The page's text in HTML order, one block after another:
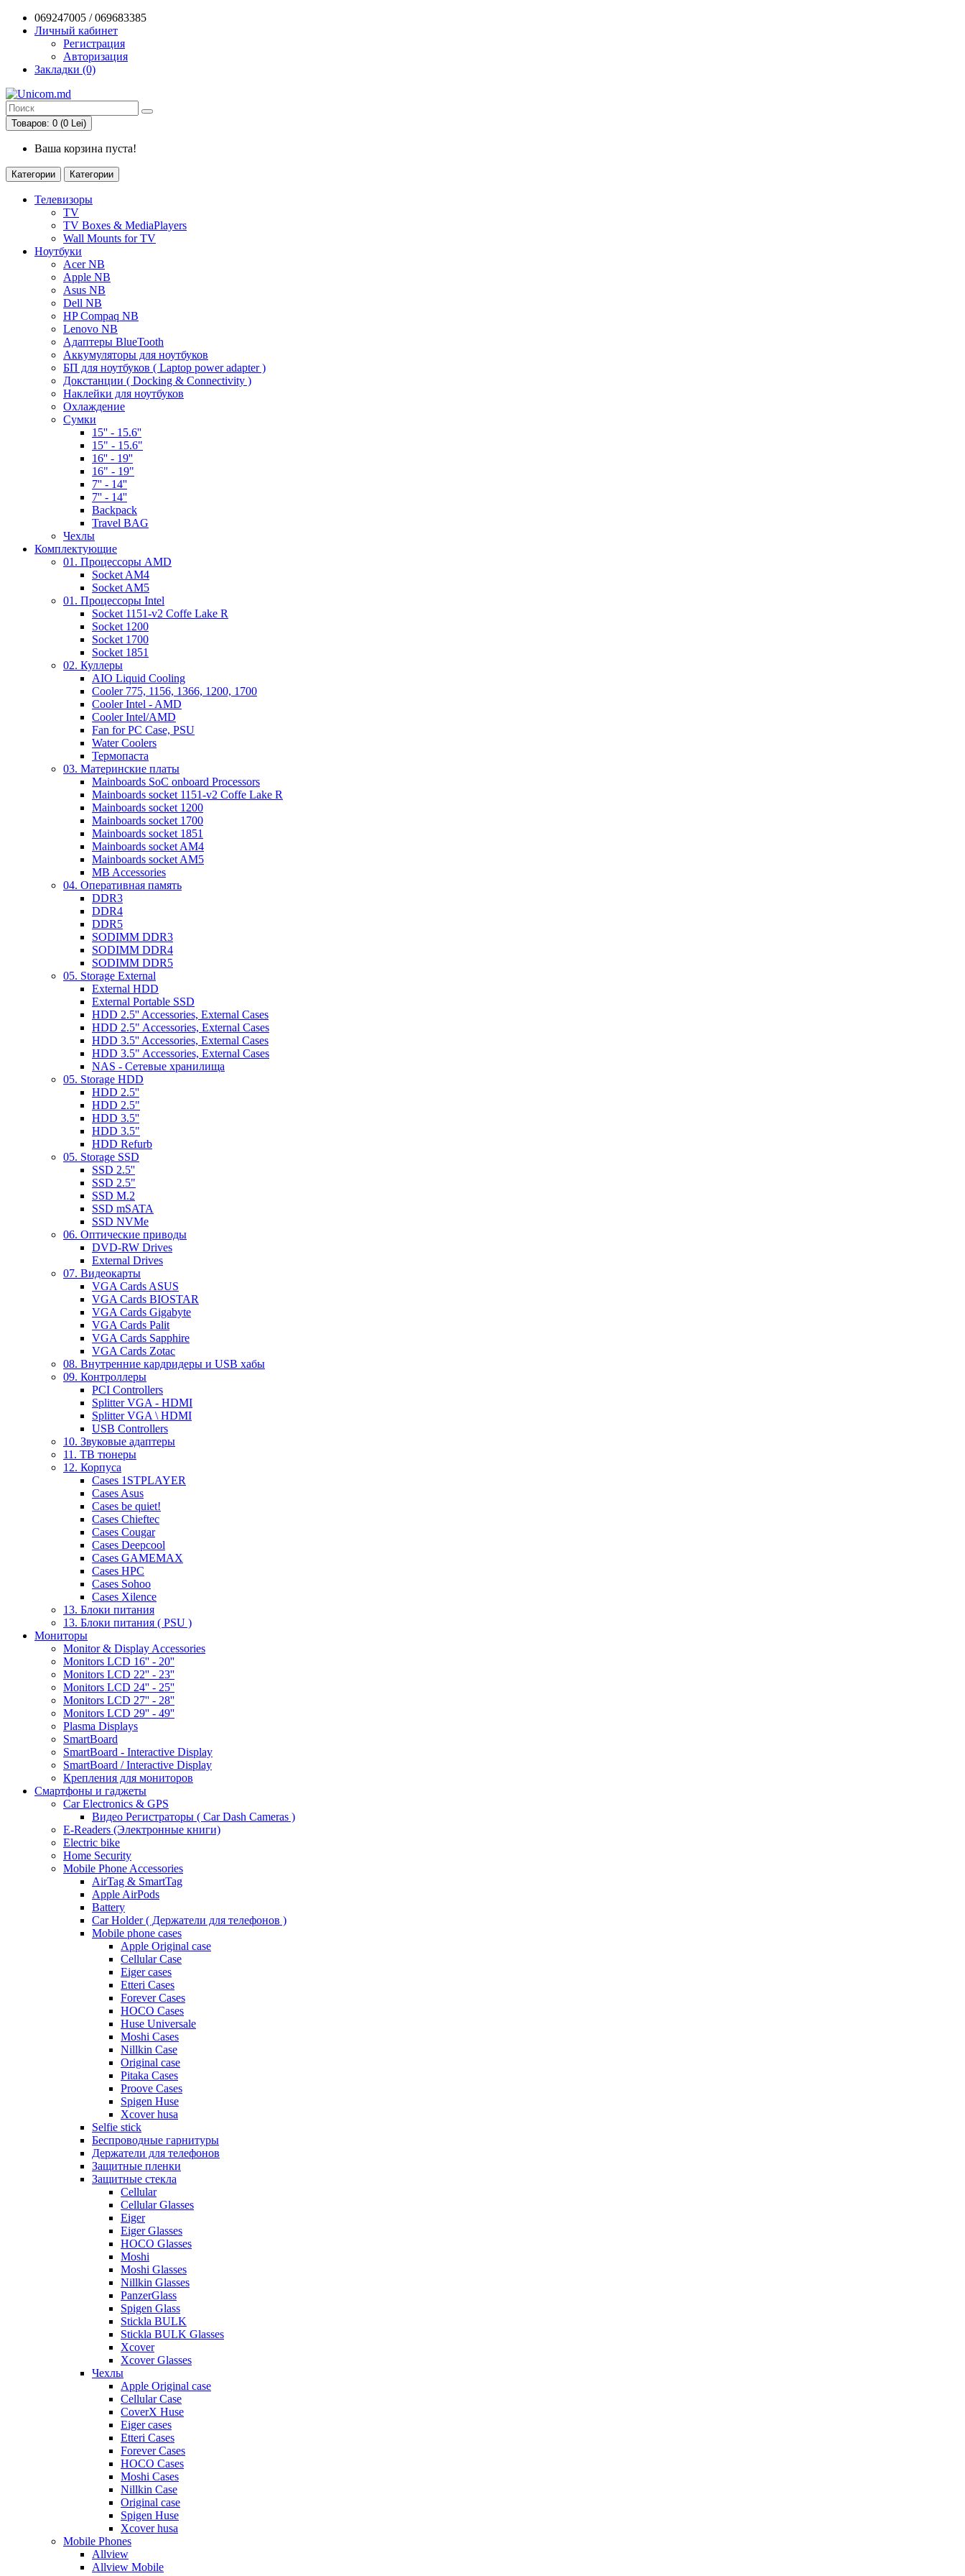
069247005 / 069683385
Личный кабинет
Регистрация
Авторизация
Закладки (0)
Товаров: 0 (0 Lei)
Ваша корзина пуста!
Категории Категории
Телевизоры
TV
TV Boxes & MediaPlayers
Wall Mounts for TV
Ноутбуки
Acer NB
Apple NB
Asus NB
Dell NB
HP Compaq NB
Lenovo NB
Адаптеры BlueTooth
Аккумуляторы для ноутбуков
БП для ноутбуков ( Laptop power adapter )
Докстанции ( Docking & Connectivity )
Наклейки для ноутбуков
Охлаждение
Сумки
15'' - 15.6''
15" - 15.6"
16'' - 19''
16" - 19"
7'' - 14''
7'' - 14''
Backpack
Travel BAG
Чехлы
Комплектующие
01. Процессоры AMD
Socket AM4
Socket AM5
01. Процессоры Intel
Socket 1151-v2 Coffe Lake R
Socket 1200
Socket 1700
Socket 1851
02. Куллеры
AIO Liquid Cooling
Cooler 775, 1156, 1366, 1200, 1700
Cooler Intel - AMD
Cooler Intel/AMD
Fan for PC Case, PSU
Water Coolers
Термопаста
03. Материнские платы
Mainboards SoC onboard Processors
Mainboards socket 1151-v2 Coffe Lake R
Mainboards socket 1200
Mainboards socket 1700
Mainboards socket 1851
Mainboards socket AM4
Mainboards socket AM5
MB Accessories
04. Оперативная память
DDR3
DDR4
DDR5
SODIMM DDR3
SODIMM DDR4
SODIMM DDR5
05. Storage External
External HDD
External Portable SSD
HDD 2.5'' Accessories, External Cases
HDD 2.5" Accessories, External Cases
HDD 3.5'' Accessories, External Cases
HDD 3.5" Accessories, External Cases
NAS - Сетевые хранилища
05. Storage HDD
HDD 2.5''
HDD 2.5"
HDD 3.5''
HDD 3.5"
HDD Refurb
05. Storage SSD
SSD 2.5''
SSD 2.5"
SSD M.2
SSD mSATA
SSD NVMe
06. Оптические приводы
DVD-RW Drives
External Drives
07. Видеокарты
VGA Cards ASUS
VGA Cards BIOSTAR
VGA Cards Gigabyte
VGA Cards Palit
VGA Cards Sapphire
VGA Cards Zotac
08. Внутренние кардридеры и USB хабы
09. Контроллеры
PCI Controllers
Splitter VGA - HDMI
Splitter VGA \ HDMI
USB Controllers
10. Звуковые адаптеры
11. ТВ тюнеры
12. Корпуса
Cases 1STPLAYER
Cases Asus
Cases be quiet!
Cases Chieftec
Cases Cougar
Cases Deepcool
Cases GAMEMAX
Cases HPC
Cases Sohoo
Cases Xilence
13. Блоки питания
13. Блоки питания ( PSU )
Мониторы
Monitor & Display Accessories
Monitors LCD 16'' - 20''
Monitors LCD 22'' - 23''
Monitors LCD 24'' - 25''
Monitors LCD 27'' - 28''
Monitors LCD 29'' - 49''
Plasma Displays
SmartBoard
SmartBoard - Interactive Display
SmartBoard / Interactive Display
Крепления для мониторов
Смартфоны и гаджеты
Car Electronics & GPS
Видео Регистраторы ( Car Dash Cameras )
E-Readers (Электронные книги)
Electric bike
Home Security
Mobile Phone Accessories
AirTag & SmartTag
Apple AirPods
Battery
Car Holder ( Держатели для телефонов )
Mobile phone cases
Apple Original case
Cellular Case
Eiger cases
Etteri Cases
Forever Cases
HOCO Cases
Huse Universale
Moshi Cases
Nillkin Case
Original case
Pitaka Cases
Proove Cases
Spigen Huse
Xcover husa
Selfie stick
Беспроводные гарнитуры
Держатели для телефонов
Защитные пленки
Защитные стекла
Cellular
Cellular Glasses
Eiger
Eiger Glasses
HOCO Glasses
Moshi
Moshi Glasses
Nillkin Glasses
PanzerGlass
Spigen Glass
Stickla BULK
Stickla BULK Glasses
Xcover
Xcover Glasses
Чехлы
Apple Original case
Cellular Case
CoverX Huse
Eiger cases
Etteri Cases
Forever Cases
HOCO Cases
Moshi Cases
Nillkin Case
Original case
Spigen Huse
Xcover husa
Mobile Phones
Allview
Allview Mobile